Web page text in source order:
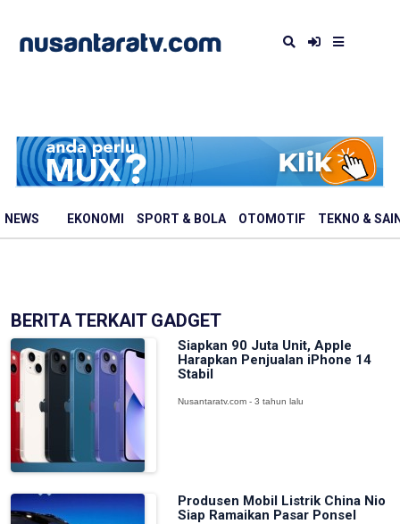
NEWS EKONOMI SPORT & BOLA OTOMOTIF TEKNO &
BERITA TERKAIT GADGET
Siapkan 90 Juta Unit, Apple
Harapkan Penjualan iPhone 14
Stabil
Nusantaratv.com - 3 tahun lalu
Produsen Mobil Listrik China Nio
Siap Ramaikan Pasar Ponsel